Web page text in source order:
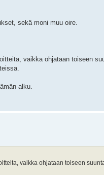
sekä moni muu oire.
vaikka ohjataan toiseen
alku.
vaikka ohjataan toiseen